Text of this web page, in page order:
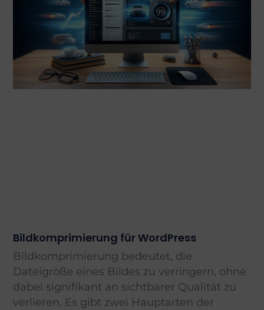
Bildkomprimierung für WordPress
Bildkomprimierung bedeutet, die
Dateigröße eines Bildes zu verringern, ohne
dabei signifikant an sichtbarer Qualität zu
verlieren. Es gibt zwei Hauptarten der